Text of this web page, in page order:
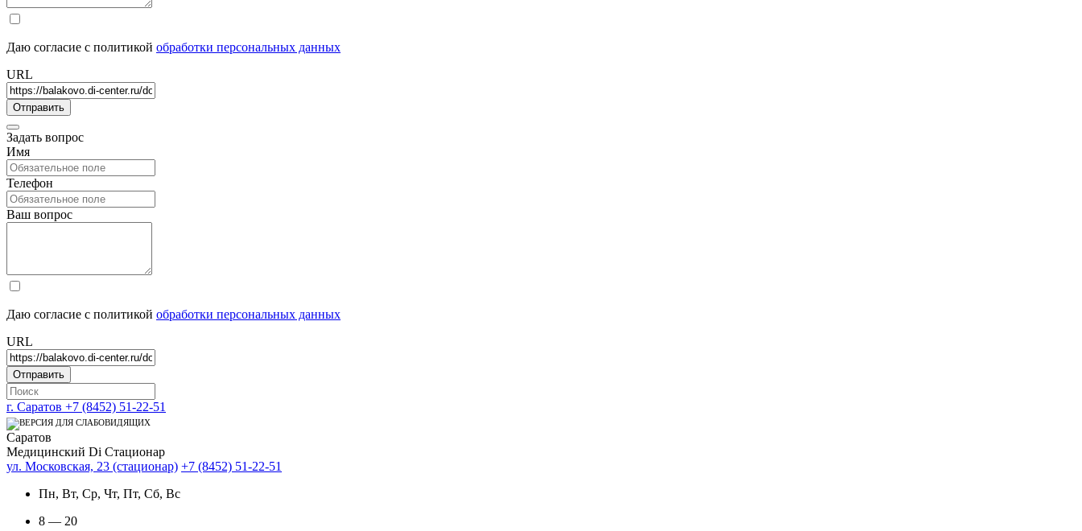
Даю согласие с политикой обработки персональных данных
URL
Задать вопрос
Имя
Телефон
Ваш вопрос
Даю согласие с политикой обработки персональных данных
URL
г. Саратов +7 (8452) 51-22-51
Саратов
Медицинский Di Стационар
ул. Московская, 23 (стационар) +7 (8452) 51-22-51
Пн, Вт, Ср, Чт, Пт, Сб, Вс
8 — 20